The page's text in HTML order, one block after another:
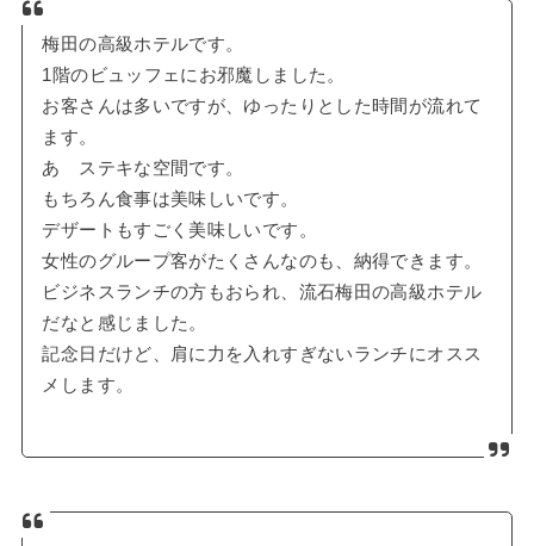
梅田の高級ホテルです。
1階のビュッフェにお邪魔しました。
お客さんは多いですが、ゆったりとした時間が流れて
ます。
あゝステキな空間です。
もちろん食事は美味しいです。
デザートもすごく美味しいです。
女性のグループ客がたくさんなのも、納得できます。
ビジネスランチの方もおられ、流石梅田の高級ホテル
だなと感じました。
記念日だけど、肩に力を入れすぎないランチにオスス
メします。